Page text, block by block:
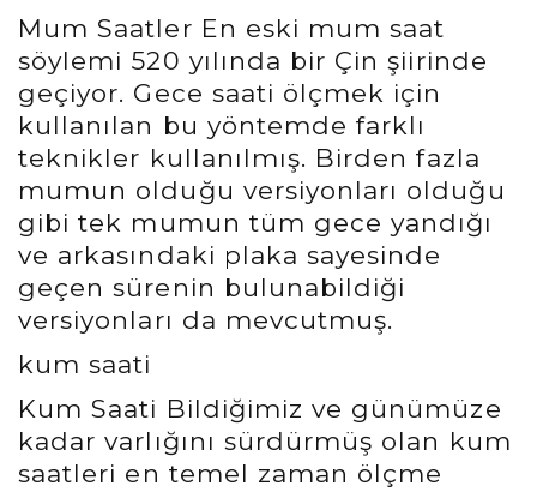
Mum Saatler En eski mum saat
söylemi 520 yılında bir Çin şiirinde
geçiyor. Gece saati ölçmek için
kullanılan bu yöntemde farklı
teknikler kullanılmış. Birden fazla
mumun olduğu versiyonları olduğu
gibi tek mumun tüm gece yandığı
ve arkasındaki plaka sayesinde
geçen sürenin bulunabildiği
versiyonları da mevcutmuş.
kum saati
Kum Saati Bildiğimiz ve günümüze
kadar varlığını sürdürmüş olan kum
saatleri en temel zaman ölçme